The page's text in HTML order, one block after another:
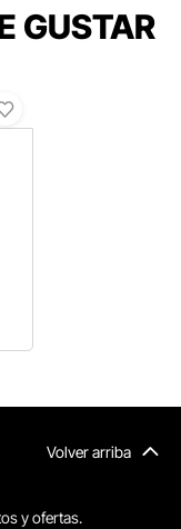
GUSTAR
Volver arriba
y ofertas.